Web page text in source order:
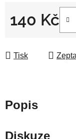
140 Kč
Tisk
Popis
Diskuze